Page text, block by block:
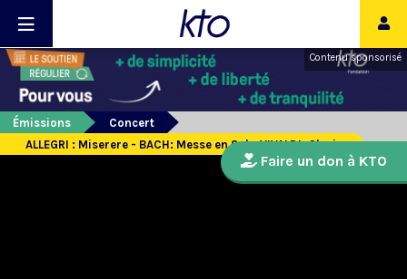
Contenu sponsorisé
Émissions
Concert
ALLEGRI : Miserere - BACH: Messe en Sol - VIVALDI: Gloria
Faire un don à KTO